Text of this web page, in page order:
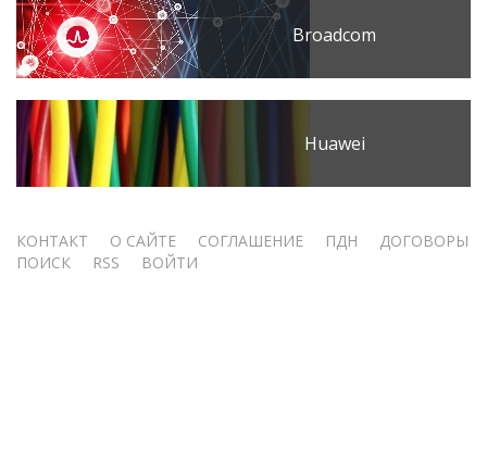
Broadcom
Huawei
Меню
КОНТАКТ О САЙТЕ СОГЛАШЕНИЕ ПДН
ДОГОВОРЫ
ПОИСК
RSS ВОЙТИ